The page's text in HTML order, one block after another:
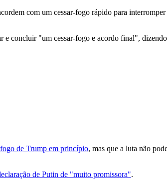
com um cessar-fogo rápido para
e concluir "um cessar-fogo e acordo final",
de Trump em princípio, mas que a luta não
de Putin de "muito promissora".